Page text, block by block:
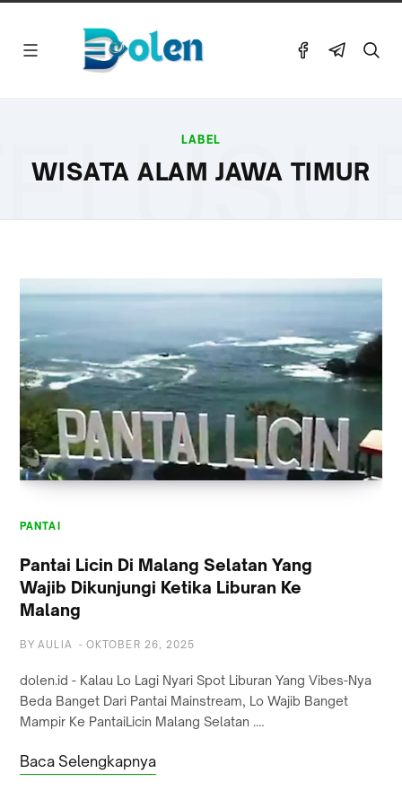
LABEL
WISATA ALAM JAWA TIMUR
PANTAI
Pantai Licin Di Malang Selatan Yang
Wajib Dikunjungi Ketika Liburan Ke
Malang
BY AULIA - OKTOBER 26, 2025
dolen.id - Kalau Lo Lagi Nyari Spot Liburan Yang Vibes-Nya
Beda Banget Dari Pantai Mainstream, Lo Wajib Banget
Mampir Ke PantaiLicin Malang Selatan .…
Baca Selengkapnya